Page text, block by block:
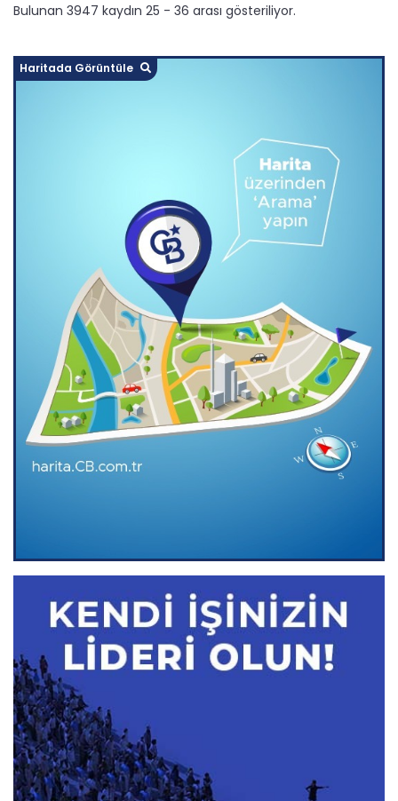
Bulunan 3947 kaydın 25 - 36 arası gösteriliyor.
Haritada Görüntüle